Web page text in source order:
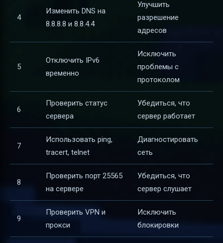
4
Изменить DNS на
8.8.8.8 и 8.8.4.4
Улучшить
разрешение
адресов
5
Отключить IPv6
временно
Исключить
проблемы с
протоколом
6
Проверить статус
сервера
Убедиться, что
сервер работает
7
Использовать ping,
tracert, telnet
Диагностировать
сеть
8
Проверить порт 25565
на сервере
Убедиться, что
сервер слушает
9
Проверить VPN и
прокси
Исключить
блокировки